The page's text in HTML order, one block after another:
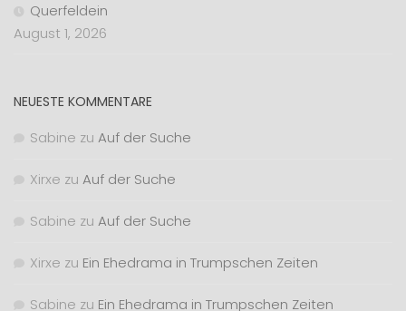
Querfeldein
August 1, 2026
NEUESTE KOMMENTARE
Sabine zu Auf der Suche
Xirxe zu Auf der Suche
Sabine zu Auf der Suche
Xirxe zu Ein Ehedrama in Trumpschen Zeiten
Sabine zu Ein Ehedrama in Trumpschen Zeiten